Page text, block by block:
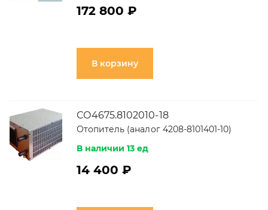
172 800 ₽
В корзину
СО4675.8102010-18
Отопитель (аналог 4208-8101401-10)
В наличии 13 ед
14 400 ₽